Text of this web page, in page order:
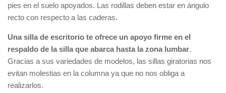
pies en el suelo apoyados. Las rodillas deben estar en ángulo
recto con respecto a las caderas.
Una silla de escritorio te ofrece un apoyo firme en el
respaldo de la silla que abarca hasta la zona lumbar.
Gracias a sus variedades de modelos, las sillas giratorias nos
evitan molestias en la columna ya que no nos obliga a
realizarlos.